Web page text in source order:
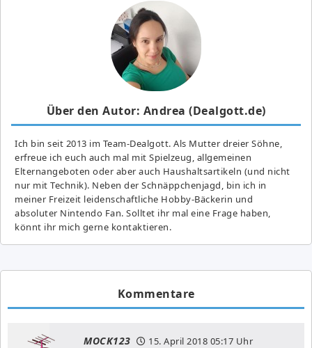
Über den Autor: Andrea (Dealgott.de)
Ich bin seit 2013 im Team-Dealgott. Als Mutter dreier Söhne,
erfreue ich euch auch mal mit Spielzeug, allgemeinen
Elternangeboten oder aber auch Haushaltsartikeln (und nicht
nur mit Technik). Neben der Schnäppchenjagd, bin ich in
meiner Freizeit leidenschaftliche Hobby-Bäckerin und
absoluter Nintendo Fan. Solltet ihr mal eine Frage haben,
könnt ihr mich gerne kontaktieren.
Kommentare
MOCK123 15. April 2018 05:17 Uhr